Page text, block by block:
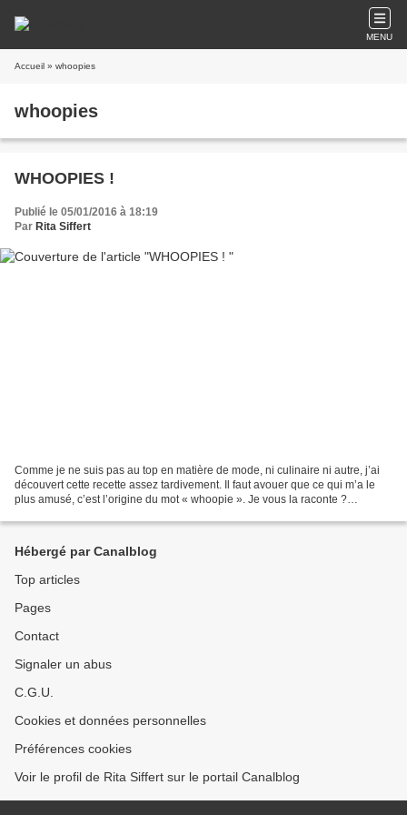
MENU
Accueil » whoopies
whoopies
WHOOPIES !
Publié le 05/01/2016 à 18:19
Par Rita Siffert
Comme je ne suis pas au top en matière de mode, ni culinaire ni autre, j’ai
découvert cette recette assez tardivement. Il faut avouer que ce qui m’a le
plus amusé, c’est l’origine du mot « whoopie ». Je vous la raconte ?
Hébergé par Canalblog
Top articles
Pages
Contact
Signaler un abus
C.G.U.
Cookies et données personnelles
Préférences cookies
Voir le profil de Rita Siffert sur le portail Canalblog